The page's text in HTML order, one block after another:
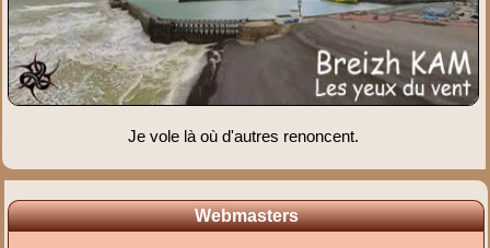
Je vole là où d'autres renoncent.
Webmasters